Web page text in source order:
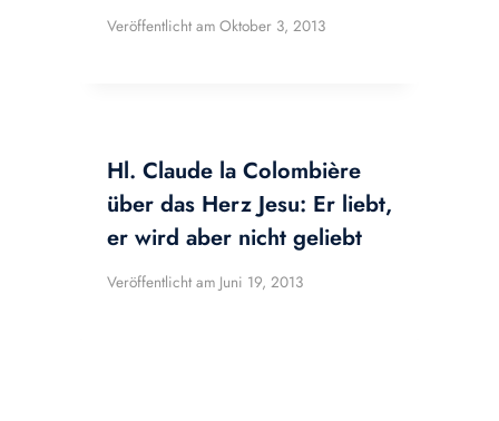
Veröffentlicht am Oktober 3, 2013
Hl. Claude la Colombière
über das Herz Jesu: Er liebt,
er wird aber nicht geliebt
Veröffentlicht am Juni 19, 2013